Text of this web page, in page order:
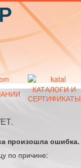
КАТАЛОГИ И
СЕРТИФИКАТЫ
произошла ошибка.
по причине: